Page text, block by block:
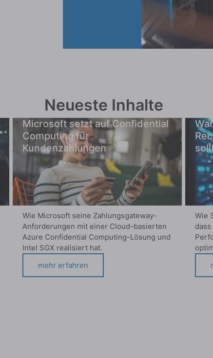
Neueste Inhalte
Microsoft setzt auf Confidential
Computing für
Kundenzahlungen
Wie Microsoft seine Zahlungsgateway-
Anforderungen mit einer Cloud-basierten
Azure Confidential Computing-Lösung und
Intel SGX realisiert hat.
mehr erfahren
Wie